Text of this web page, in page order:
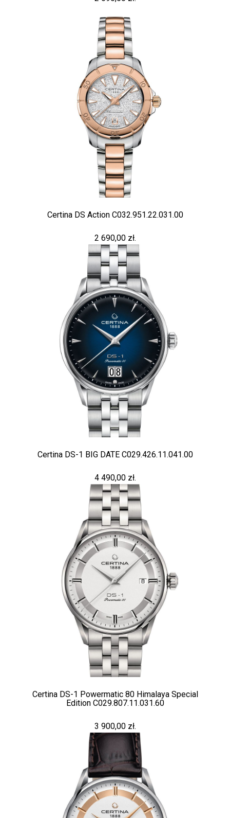
Certina DS Action C032.951.22.031.00
2 690,00 zł.
Certina DS-1 BIG DATE C029.426.11.041.00
4 490,00 zł.
Certina DS-1 Powermatic 80 Himalaya Special
Edition C029.807.11.031.60
3 900,00 zł.